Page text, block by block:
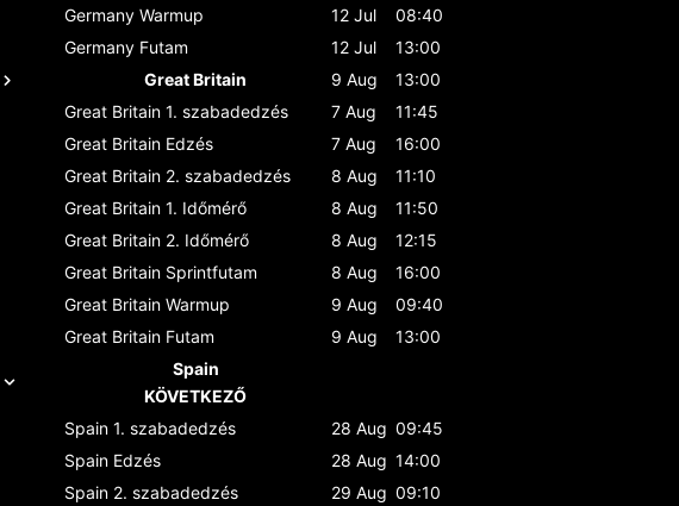
Germany Warmup 12 Jul
08:40
Germany Futam 12 Jul
13:00
Great Britain
9 Aug
13:00
Great Britain 1. szabadedzés 7 Aug
11:45
Great Britain Edzés 7 Aug
16:00
Great Britain 2. szabadedzés 8 Aug
11:10
Great Britain 1. Időmérő 8 Aug
11:50
Great Britain 2. Időmérő 8 Aug
12:15
Great Britain Sprintfutam 8 Aug
16:00
Great Britain Warmup 9 Aug
09:40
Great Britain Futam 9 Aug
13:00
Spain
KÖVETKEZŐ
Spain 1. szabadedzés 28 Aug 09:45
Spain Edzés 28 Aug 14:00
Spain 2. szabadedzés 29 Aug 09:10